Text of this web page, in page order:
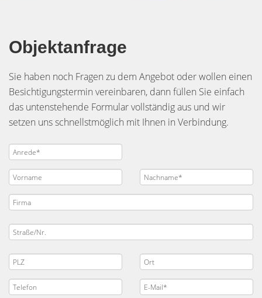
Objektanfrage
Sie haben noch Fragen zu dem Angebot oder wollen einen
Besichtigungstermin vereinbaren, dann füllen Sie einfach
das untenstehende Formular vollständig aus und wir
setzen uns schnellstmöglich mit Ihnen in Verbindung.